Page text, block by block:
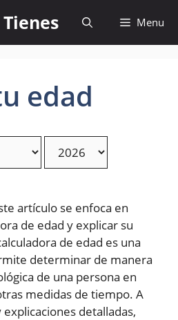
Menu
edad
artículo se enfoca en
de edad y explicar su
de edad es una
determinar de manera
de una persona en
medidas de tiempo. A
detalladas,